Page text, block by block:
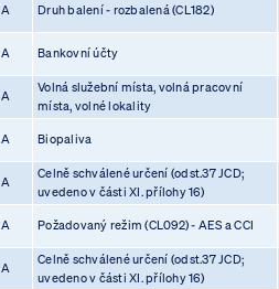
A Druh balení - rozbalená (CL182)
A Bankovní účty
A
Volná služební místa, volná pracovní
místa, volné lokality
A Biopaliva
A
Celně schválené určení (odst.37 JCD;
uvedeno v části XI. přílohy 16)
A Požadovaný režim (CL092) - AES a CCI
A
Celně schválené určení (odst.37 JCD;
uvedeno v části XI. přílohy 16)